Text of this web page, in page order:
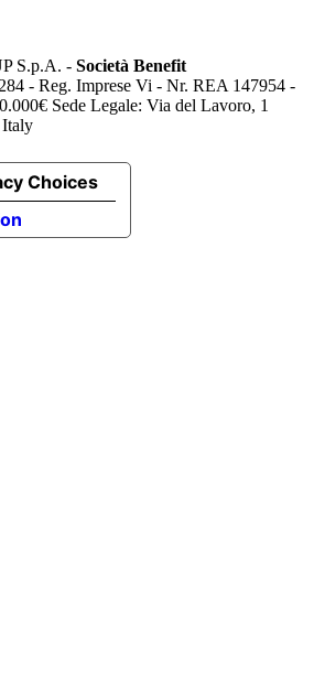
S.p.A. - Società Benefit
- Reg. Imprese Vi - Nr. REA 147954 -
Sede Legale: Via del Lavoro, 1
Choices